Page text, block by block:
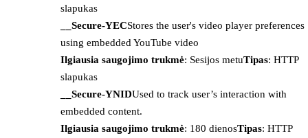
slapukas
__Secure-YECStores the user's video player preferences
using embedded YouTube video
Ilgiausia saugojimo trukmė: Sesijos metuTipas: HTTP
slapukas
__Secure-YNIDUsed to track user’s interaction with
embedded content.
Ilgiausia saugojimo trukmė: 180 dienosTipas: HTTP